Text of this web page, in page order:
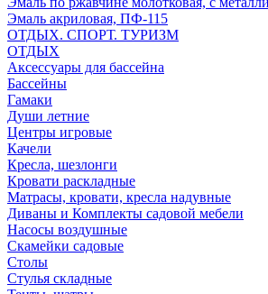
Эмаль акриловая, ПФ-115
ОТДЫХ. СПОРТ. ТУРИЗМ
ОТДЫХ
Аксессуары для бассейна
Бассейны
Гамаки
Души летние
Центры игровые
Качели
Кресла, шезлонги
Кровати раскладные
Матрасы, кровати, кресла надувные
Диваны и Комплекты садовой мебели
Насосы воздушные
Скамейки садовые
Столы
Стулья складные